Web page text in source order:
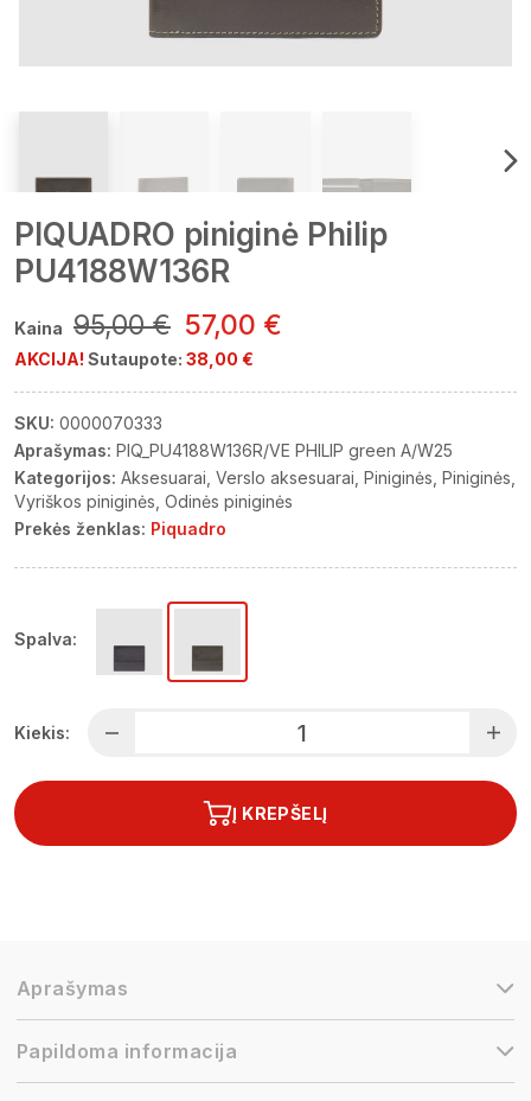
PIQUADRO piniginė Philip
PU4188W136R
Kaina 95,00 € 57,00 €
AKCIJA! Sutaupote: 38,00 €
SKU: 0000070333
Aprašymas: PIQ_PU4188W136R/VE PHILIP green A/W25
Kategorijos: Aksesuarai Verslo aksesuarai Piniginės Piniginės
Vyriškos piniginės Odinės piniginės
Prekės ženklas: Piquadro
Spalva:
Kiekis:
Į KREPŠELĮ
Aprašymas
Papildoma informacija